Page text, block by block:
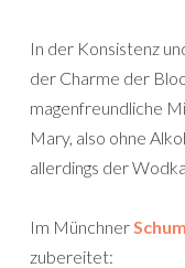
In der Konsistenz
der Charme der
magenfreundliche
Mary, also ohne
allerdings der
Im Münchner
zubereitet: